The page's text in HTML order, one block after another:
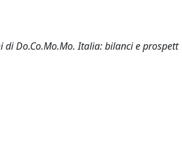
Do.Co.Mo.Mo. Italia: bilanci e prospett